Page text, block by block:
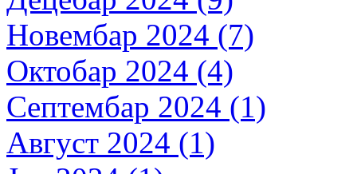
Новембар 2024 (7)
Октобар 2024 (4)
Септембар 2024 (1)
Август 2024 (1)